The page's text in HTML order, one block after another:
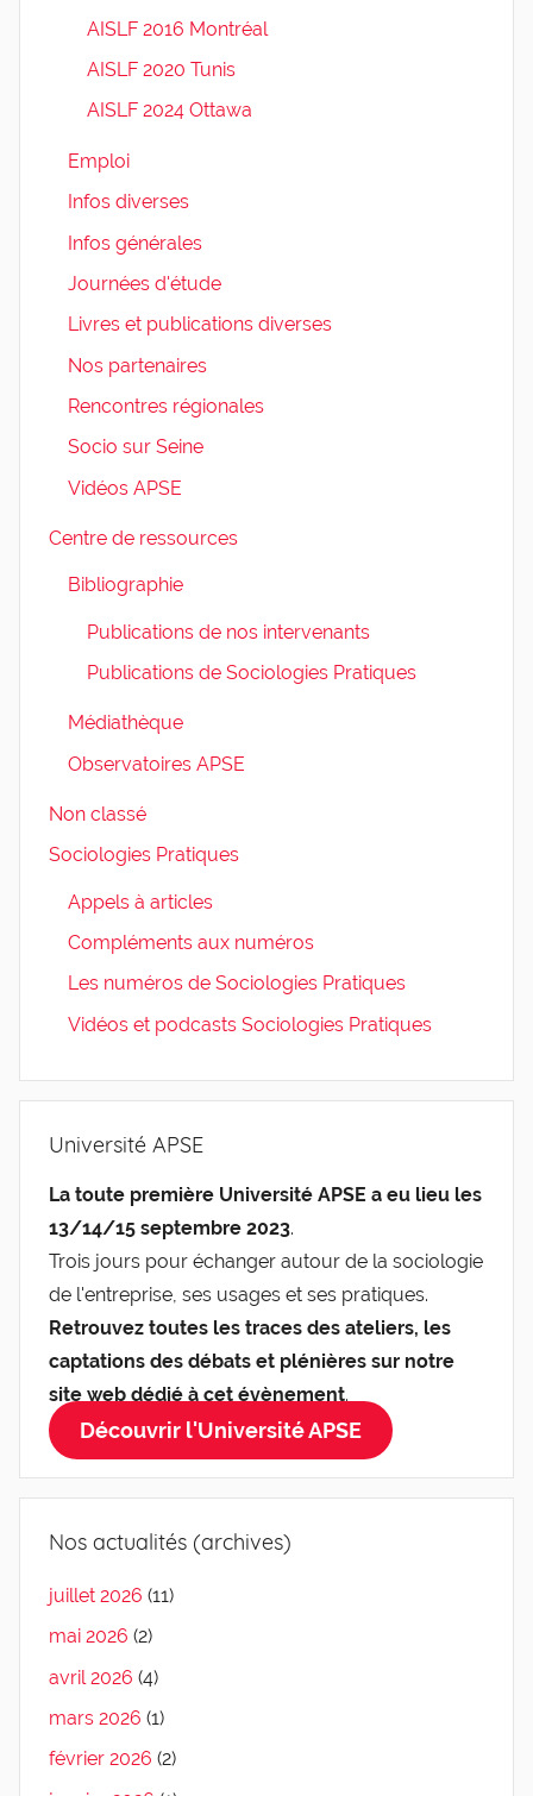
AISLF 2016 Montréal
AISLF 2020 Tunis
AISLF 2024 Ottawa
Emploi
Infos diverses
Infos générales
Journées d'étude
Livres et publications diverses
Nos partenaires
Rencontres régionales
Socio sur Seine
Vidéos APSE
Centre de ressources
Bibliographie
Publications de nos intervenants
Publications de Sociologies Pratiques
Médiathèque
Observatoires APSE
Non classé
Sociologies Pratiques
Appels à articles
Compléments aux numéros
Les numéros de Sociologies Pratiques
Vidéos et podcasts Sociologies Pratiques
Université APSE
La toute première Université APSE a eu lieu les
13/14/15 septembre 2023.
Trois jours pour échanger autour de la sociologie
de l'entreprise, ses usages et ses pratiques.
Retrouvez toutes les traces des ateliers, les
captations des débats et plénières sur notre
site web dédié à cet évènement.
Découvrir l'Université APSE
Nos actualités (archives)
juillet 2026 (11)
mai 2026 (2)
avril 2026 (4)
mars 2026 (1)
février 2026 (2)